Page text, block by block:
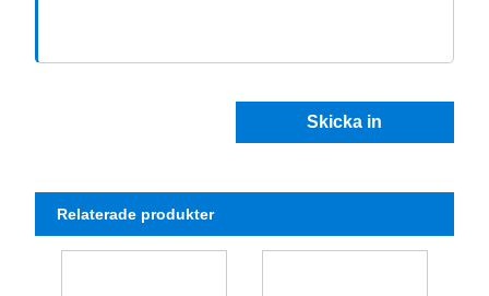
Skicka in
Relaterade produkter